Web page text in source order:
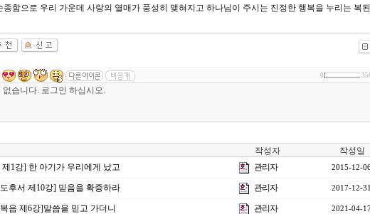
함으로 우리 가운데 사랑의 열매가 풍성히 맺혀지고 하나님이 주시는 진정한 행복을 누리는 복
0
작성자 작성일
제1강] 한 아기가 우리에게 났고 관리자 2015-12-
후서 제10강] 믿음을 확증하라 관리자 2017-12-31
음 제6강]말씀을 믿고 가더니 관리자 2021-04-